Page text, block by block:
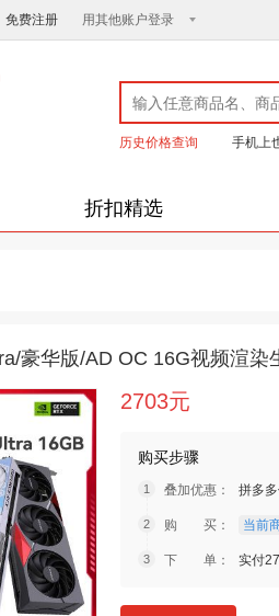
免费注册 用其他账户登录
历史价格查询 手机上
折扣精选
豪华版/AD OC 16G视频渲染
2703元
购买步骤
叠加优惠： 拼多
购 买： 当前
下 单： 实付